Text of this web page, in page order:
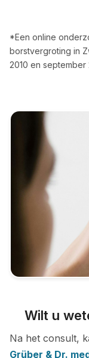
*Een online
borstvergroting in
2010 en september
Wilt u
Na het consult,
Grüber & Dr.